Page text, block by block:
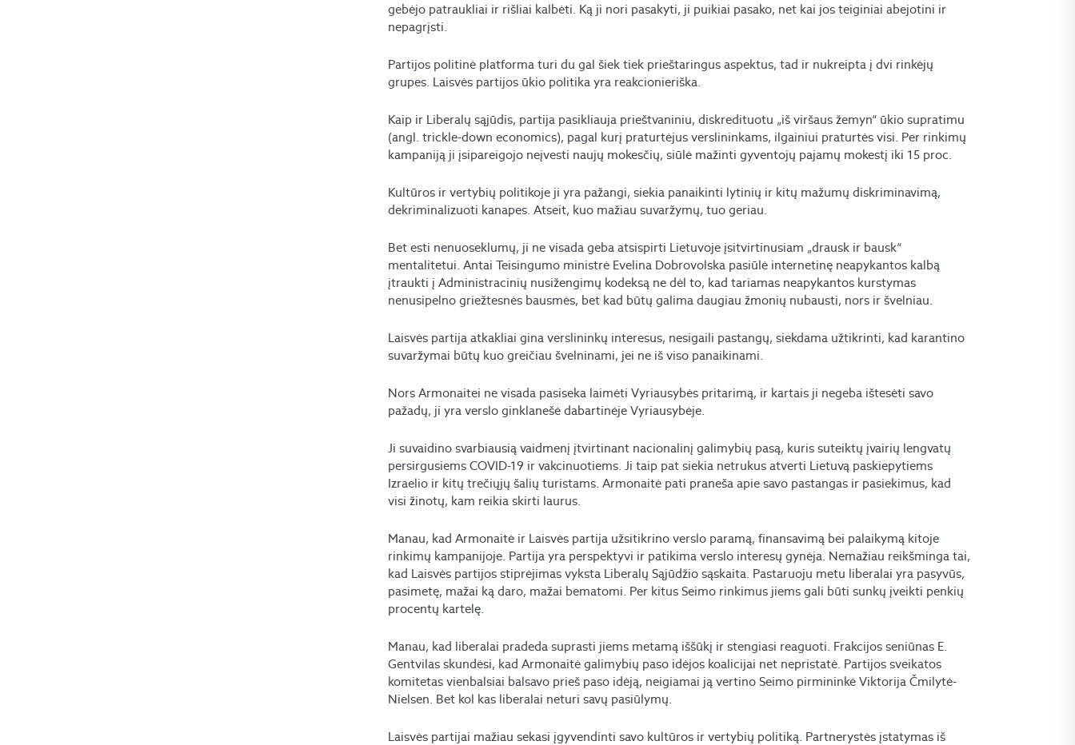
gebėjo patraukliai ir rišliai kalbėti. Ką ji nori pasakyti, ji puikiai pasako, net kai jos teiginiai abejotini ir
nepagrįsti.
Partijos politinė platforma turi du gal šiek tiek prieštaringus aspektus, tad ir nukreipta į dvi rinkėjų
grupes. Laisvės partijos ūkio politika yra reakcionieriška.
Kaip ir Liberalų sąjūdis, partija pasikliauja prieštvaniniu, diskredituotu „iš viršaus žemyn“ ūkio supratimu
(angl. trickle-down economics), pagal kurį praturtėjus verslininkams, ilgainiui praturtės visi. Per rinkimų
kampaniją ji įsipareigojo neįvesti naujų mokesčių, siūlė mažinti gyventojų pajamų mokestį iki 15 proc.
Kultūros ir vertybių politikoje ji yra pažangi, siekia panaikinti lytinių ir kitų mažumų diskriminavimą,
dekriminalizuoti kanapes. Atseit, kuo mažiau suvaržymų, tuo geriau.
Bet esti nenuoseklumų, ji ne visada geba atsispirti Lietuvoje įsitvirtinusiam „drausk ir bausk“
mentalitetui. Antai Teisingumo ministrė Evelina Dobrovolska pasiūlė internetinę neapykantos kalbą
įtraukti į Administracinių nusižengimų kodeksą ne dėl to, kad tariamas neapykantos kurstymas
nenusipelno griežtesnės bausmės, bet kad būtų galima daugiau žmonių nubausti, nors ir švelniau.
Laisvės partija atkakliai gina verslininkų interesus, nesigaili pastangų, siekdama užtikrinti, kad karantino
suvaržymai būtų kuo greičiau švelninami, jei ne iš viso panaikinami.
Nors Armonaitei ne visada pasiseka laimėti Vyriausybės pritarimą, ir kartais ji negeba ištesėti savo
pažadų, ji yra verslo ginklanešė dabartinėje Vyriausybėje.
Ji suvaidino svarbiausią vaidmenį įtvirtinant nacionalinį galimybių pasą, kuris suteiktų įvairių lengvatų
persirgusiems COVID-19 ir vakcinuotiems. Ji taip pat siekia netrukus atverti Lietuvą paskiepytiems
Izraelio ir kitų trečiųjų šalių turistams. Armonaitė pati praneša apie savo pastangas ir pasiekimus, kad
visi žinotų, kam reikia skirti laurus.
Manau, kad Armonaitė ir Laisvės partija užsitikrino verslo paramą, finansavimą bei palaikymą kitoje
rinkimų kampanijoje. Partija yra perspektyvi ir patikima verslo interesų gynėja. Nemažiau reikšminga tai,
kad Laisvės partijos stiprėjimas vyksta Liberalų Sąjūdžio sąskaita. Pastaruoju metu liberalai yra pasyvūs,
pasimetę, mažai ką daro, mažai bematomi. Per kitus Seimo rinkimus jiems gali būti sunkų įveikti penkių
procentų kartelę.
Manau, kad liberalai pradeda suprasti jiems metamą iššūkį ir stengiasi reaguoti. Frakcijos seniūnas E.
Gentvilas skundėsi, kad Armonaitė galimybių paso idėjos koalicijai net nepristatė. Partijos sveikatos
komitetas vienbalsiai balsavo prieš paso idėją, neigiamai ją vertino Seimo pirmininkė Viktorija Čmilytė-
Nielsen. Bet kol kas liberalai neturi savų pasiūlymų.
Laisvės partijai mažiau sekasi įgyvendinti savo kultūros ir vertybių politiką. Partnerystės įstatymas iš